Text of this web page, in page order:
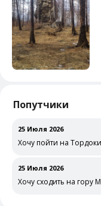
Попутчики
25 Июля 2026
Хочу пойти на
25 Июля 2026
Хочу сходить на гору